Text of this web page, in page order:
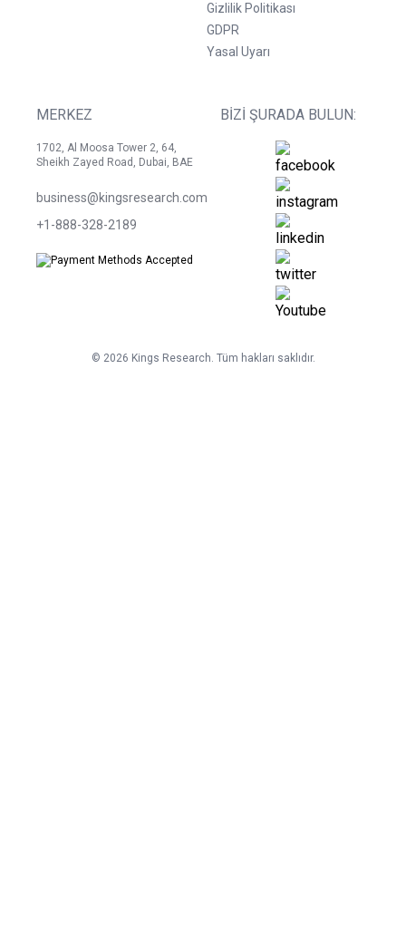
Gizlilik Politikası
GDPR
Yasal Uyarı
MERKEZ
1702, Al Moosa Tower 2, 64,
Sheikh Zayed Road, Dubai, BAE
business@kingsresearch.com
+1-888-328-2189
BIZI ŞURADA BULUN:
© 2026 Kings Research. Tüm hakları saklıdır.